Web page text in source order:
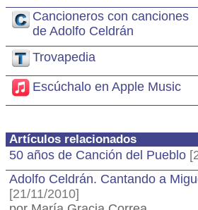
Cancioneros con canciones
de Adolfo Celdrán
Trovapedia
Escúchalo en Apple Music
Artículos relacionados
50 años de Canción del Pueblo
Adolfo Celdrán. Cantando a
[21/11/2010]